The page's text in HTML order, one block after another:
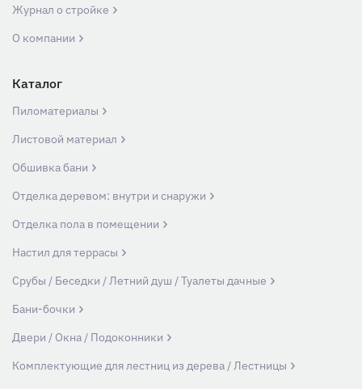
Журнал о стройке
О компании
Каталог
Пиломатериалы
Листовой материал
Обшивка бани
Отделка деревом: внутри и снаружи
Отделка пола в помещении
Настил для террасы
Срубы / Беседки / Летний душ / Туалеты дачные
Бани-бочки
Двери / Окна / Подоконники
Комплектующие для лестниц из дерева / Лестницы